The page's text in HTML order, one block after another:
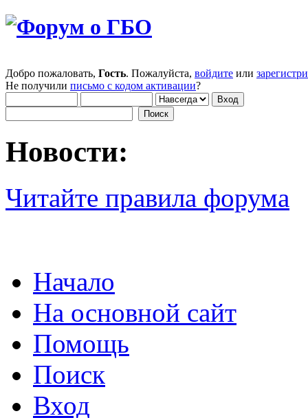
Добро пожаловать, Гость. Пожалуйста, войдите или
Не получили письмо с кодом активации?
Новости:
Читайте правила форума
Начало
На основной сайт
Помощь
Поиск
Вход